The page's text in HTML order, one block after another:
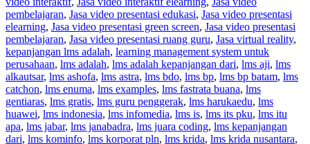
pembelajaran, Jasa video presentasi edukasi, Jasa video presentasi
elearning, Jasa video presentasi green screen, Jasa video presentasi
pembelajaran, Jasa video presentasi ruang guru, Jasa virtual reality,
kepanjangan lms adalah, learning management system untuk
perusahaan, lms adalah, lms adalah kepanjangan dari, lms aji, lms
alkautsar, lms ashofa, lms astra, lms bdo, lms bp, lms bp batam, lms
catchon, lms enuma, lms examples, lms fastrata buana, lms
gentiaras, lms gratis, lms guru penggerak, lms harukaedu, lms
huawei, lms indonesia, lms infomedia, lms is, lms its pku, lms itu
apa, lms jabar, lms janabadra, lms juara coding, lms kepanjangan
dari, lms kominfo, lms korporat pln, lms krida, lms krida nusantara,